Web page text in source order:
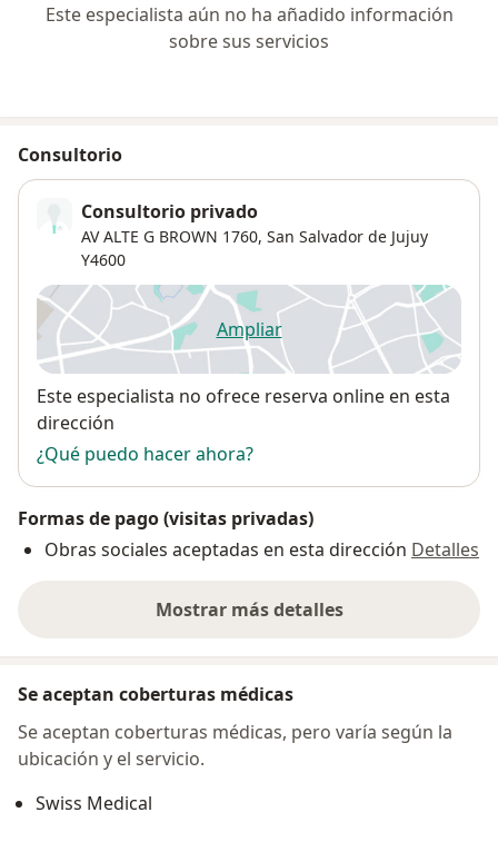
Este especialista aún no ha añadido información
sobre sus servicios
Consultorio
Consultorio privado
AV ALTE G BROWN 1760, San Salvador de Jujuy
Y4600
Ampliarse abre en una nueva
Disponibilidad
Este especialista no ofrece reserva online en esta
dirección
¿Qué puedo hacer ahora?
Formas de pago (visitas privadas)
Obras sociales aceptadas en esta dirección Detalles
Mostrar más detalles
sobre la dirección
Se aceptan coberturas médicas
Se aceptan coberturas médicas, pero varía según la
ubicación y el servicio.
Swiss Medical